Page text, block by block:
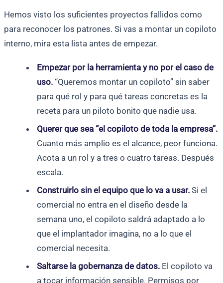
Hemos visto los suficientes proyectos fallidos como
para reconocer los patrones. Si vas a montar un copiloto
interno, mira esta lista antes de empezar.
Empezar por la herramienta y no por el caso de
uso. “Queremos montar un copiloto” sin saber
para qué rol y para qué tareas concretas es la
receta para un piloto bonito que nadie usa.
Querer que sea “el copiloto de toda la empresa”.
Cuanto más amplio es el alcance, peor funciona.
Acota a un rol y a tres o cuatro tareas. Después
escala.
Construirlo sin el equipo que lo va a usar. Si el
comercial no entra en el diseño desde la
semana uno, el copiloto saldrá adaptado a lo
que el implantador imagina, no a lo que el
comercial necesita.
Saltarse la gobernanza de datos. El copiloto va
a tocar información sensible. Permisos por